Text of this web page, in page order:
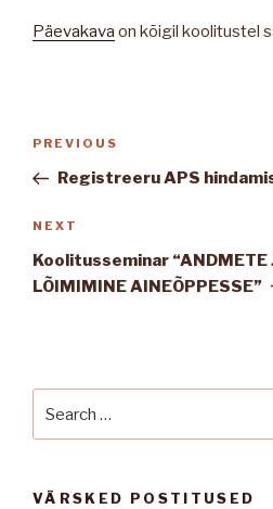
Päevakava on kõigil koolitustel
Previous
Post
PREVIOUS
Registreeru APS
Next
Post
NEXT
Koolitusseminar “ANDMETE
LÕIMIMINE AINEÕPPESSE”
for:
VÄRSKED POSTITUSED